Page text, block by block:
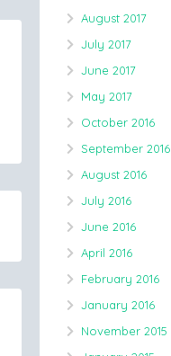
August 2017
July 2017
June 2017
May 2017
October 2016
September 2016
August 2016
July 2016
June 2016
April 2016
February 2016
January 2016
November 2015